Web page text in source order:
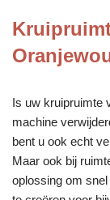
Is uw kruipruimte
machine
bent u ook echt
Maar ook bij
oplossing om